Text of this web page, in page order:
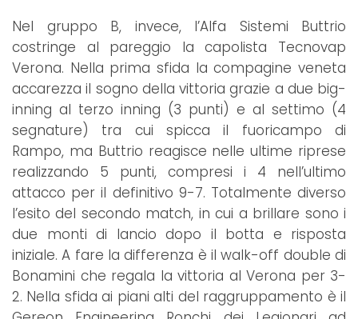
Nel gruppo B, invece, l’Alfa Sistemi Buttrio
costringe al pareggio la capolista Tecnovap
Verona. Nella prima sfida la compagine veneta
accarezza il sogno della vittoria grazie a due big-
inning al terzo inning (3 punti) e al settimo (4
segnature) tra cui spicca il fuoricampo di
Rampo, ma Buttrio reagisce nelle ultime riprese
realizzando 5 punti, compresi i 4 nell’ultimo
attacco per il definitivo 9-7. Totalmente diverso
l’esito del secondo match, in cui a brillare sono i
due monti di lancio dopo il botta e risposta
iniziale. A fare la differenza è il walk-off double di
Bonamini che regala la vittoria al Verona per 3-
2. Nella sfida ai piani alti del raggruppamento è il